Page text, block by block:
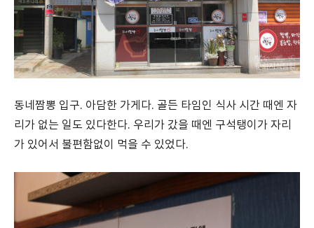
동네짬뽕 입구. 아담한 가게다. 골든 타임인 식사 시간 때엔 자
리가 없는 일도 있다한다. 우리가 갔을 때엔 구석탱이가 자리
가 있어서 불편함없이 먹을 수 있었다.